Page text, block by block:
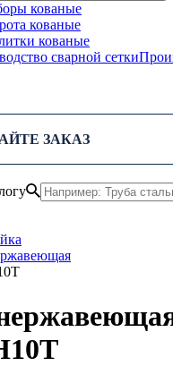
кованые
кованые
кованые
ЗАКАЗ